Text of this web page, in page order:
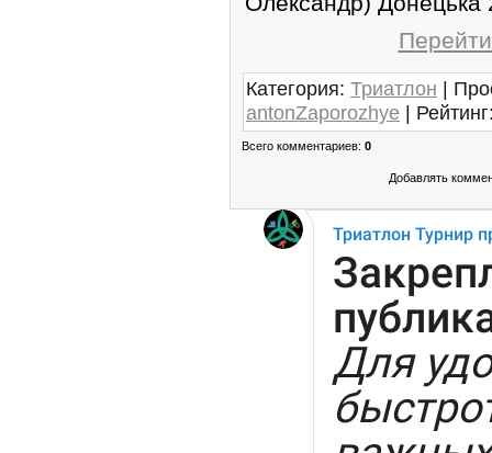
Категория: Триатлон |
antonZaporozhye | Рейтинг
Всего комментариев: 0
Добавлять